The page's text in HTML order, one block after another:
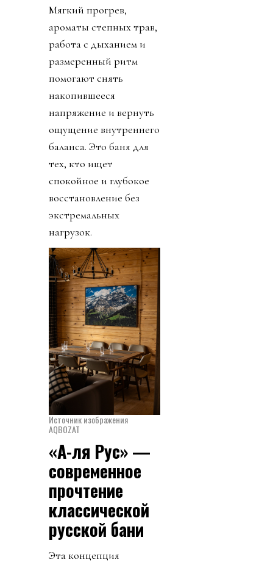
Мягкий прогрев,
ароматы степных трав,
работа с дыханием и
размеренный ритм
помогают снять
накопившееся
напряжение и вернуть
ощущение внутреннего
баланса. Это баня для
тех, кто ищет
спокойное и глубокое
восстановление без
экстремальных
нагрузок.
Источник изображения
AQBOZAT
«А-ля Рус» —
современное
прочтение
классической
русской бани
Эта концепция